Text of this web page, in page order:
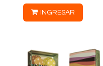
INGRESAR